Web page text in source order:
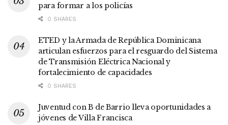
para formar a los policías
0 SHARES
ETED y la Armada de República Dominicana
articulan esfuerzos para el resguardo del Sistema
de Transmisión Eléctrica Nacional y
fortalecimiento de capacidades
0 SHARES
Juventud con B de Barrio lleva oportunidades a
jóvenes de Villa Francisca